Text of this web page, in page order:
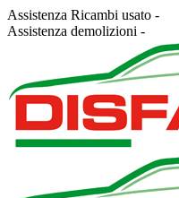
Assistenza Ricambi usato -
Assistenza demolizioni -